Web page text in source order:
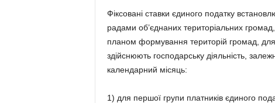
Фіксовані ставки єдиного податку
радами об’єднаних територіальних
планом формування територій громад,
здійснюють господарську діяльність,
календарний місяць:
1) для першої групи платників єдиного